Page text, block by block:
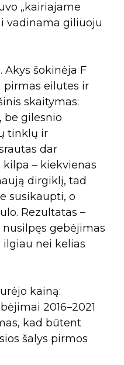
„kairiajame
vadinama giliuoju
Akys šokinėja F
pirmas eilutes ir
skaitymas:
be gilesnio
tinklų ir
dar
– kiekvienas
dirgiklį, tad
susikaupti, o
Rezultatas –
gebėjimas
nei kelias
kainą:
2016–2021
kad būtent
šalys pirmos